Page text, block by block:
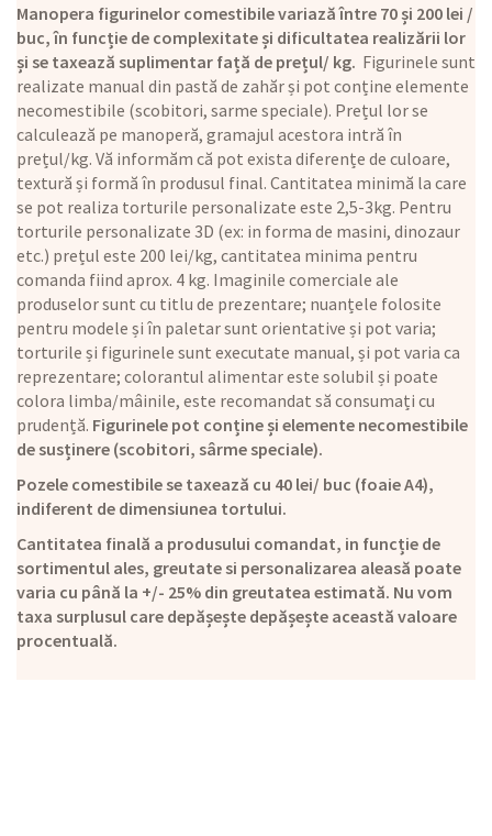
Manopera figurinelor comestibile variază între 70 și 200 lei /
buc, în funcție de complexitate și dificultatea realizării lor
și se taxează suplimentar față de prețul/ kg. Figurinele sunt
realizate manual din pastă de zahăr și pot conține elemente
necomestibile (scobitori, sarme speciale). Prețul lor se
calculează pe manoperă, gramajul acestora intră în
prețul/kg. Vă informăm că pot exista diferențe de culoare,
textură și formă în produsul final. Cantitatea minimă la care
se pot realiza torturile personalizate este 2,5-3kg. Pentru
torturile personalizate 3D (ex: in forma de masini, dinozaur
etc.) prețul este 200 lei/kg, cantitatea minima pentru
comanda fiind aprox. 4 kg. Imaginile comerciale ale
produselor sunt cu titlu de prezentare; nuanțele folosite
pentru modele și în paletar sunt orientative și pot varia;
torturile și figurinele sunt executate manual, și pot varia ca
reprezentare; colorantul alimentar este solubil și poate
colora limba/mâinile, este recomandat să consumați cu
prudență. Figurinele pot conține și elemente necomestibile
de susținere (scobitori, sârme speciale).
Pozele comestibile se taxează cu 40 lei/ buc (foaie A4),
indiferent de dimensiunea tortului.
Cantitatea finală a produsului comandat, in funcție de
sortimentul ales, greutate si personalizarea aleasă poate
varia cu până la +/- 25% din greutatea estimată. Nu vom
taxa surplusul care depășește depășește această valoare
procentuală.